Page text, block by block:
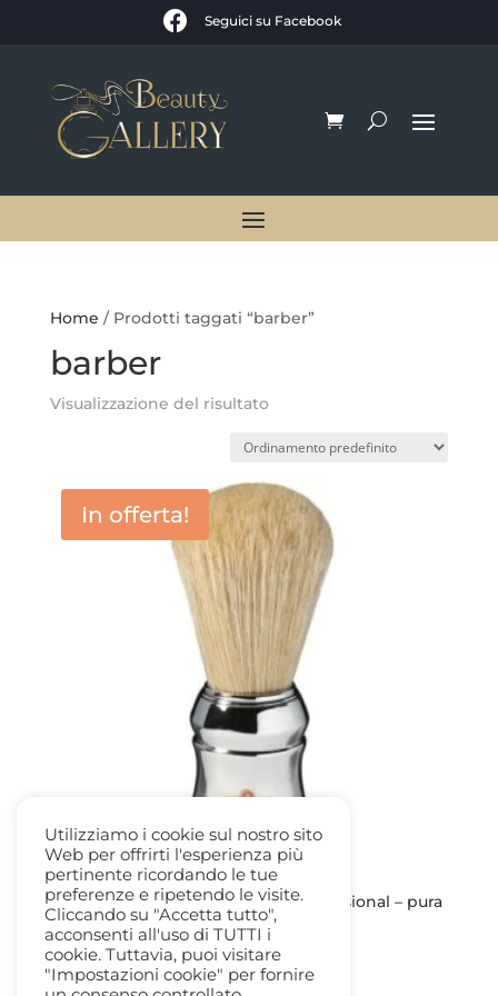
 Seguici su Facebook
Home / Prodotti taggati “barber”
barber
Visualizzazione del risultato
In offerta!
Pennello da Barba Omega 48 professional – pura
setola
9,00€Il
prezzo
7,50€Il
prezzo
Utilizziamo i cookie sul nostro sito
Web per offrirti l'esperienza più
pertinente ricordando le tue
preferenze e ripetendo le visite.
Cliccando su "Accetta tutto",
acconsenti all'uso di TUTTI i
cookie. Tuttavia, puoi visitare
"Impostazioni cookie" per fornire